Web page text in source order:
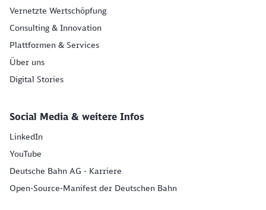
Vernetzte Wertschöpfung
Consulting & Innovation
Plattformen & Services
Über uns
Digital Stories
Social Media & weitere Infos
LinkedIn
YouTube
Deutsche Bahn AG - Karriere
Open-Source-Manifest der Deutschen Bahn